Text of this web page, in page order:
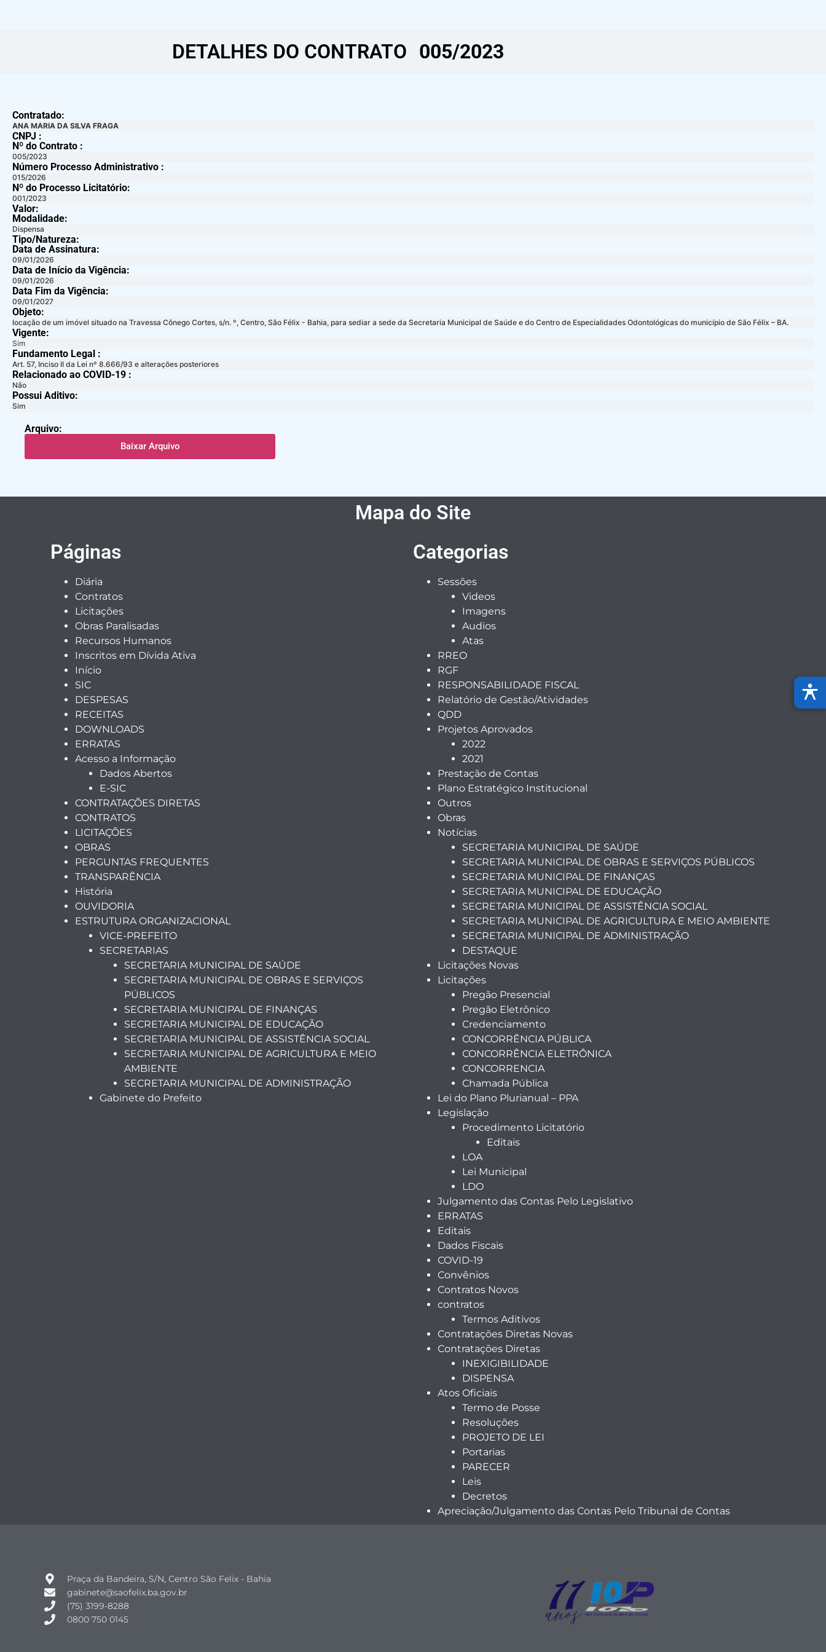
DETALHES DO CONTRATO​ 005/2023
Contratado:
ANA MARIA DA SILVA FRAGA
CNPJ :
Nº do Contrato :
005/2023
Número Processo Administrativo :
015/2026
Nº do Processo Licitatório:
001/2023
Valor:
Modalidade:
Dispensa
Tipo/Natureza:
Data de Assinatura:
09/01/2026
Data de Início da Vigência:
09/01/2026
Data Fim da Vigência:
09/01/2027
Objeto:
locação de um imóvel situado na Travessa Cônego Cortes, s/n. º, Centro, São Félix - Bahia, para sediar a sede da Secretaria Municipal de Saúde e do Centro de Especialidades Odontológicas do município de São Félix – BA.
Vigente:
Sim
Fundamento Legal :​
Art. 57, Inciso II da Lei nº 8.666/93 e alterações posteriores
Relacionado ao COVID-19 :​
Não
Possui Aditivo:​
Sim
Arquivo:
Baixar Arquivo
Mapa do Site
Páginas
Diária
Contratos
Licitações
Obras Paralisadas
Recursos Humanos
Inscritos em Dívida Ativa
Início
SIC
DESPESAS
RECEITAS
DOWNLOADS
ERRATAS
Acesso a Informação
Dados Abertos
E-SIC
CONTRATAÇÕES DIRETAS
CONTRATOS
LICITAÇÕES
OBRAS
PERGUNTAS FREQUENTES
TRANSPARÊNCIA
História
OUVIDORIA
ESTRUTURA ORGANIZACIONAL
VICE-PREFEITO
SECRETARIAS
SECRETARIA MUNICIPAL DE SAÚDE
SECRETARIA MUNICIPAL DE OBRAS E SERVIÇOS
PÚBLICOS
SECRETARIA MUNICIPAL DE FINANÇAS
SECRETARIA MUNICIPAL DE EDUCAÇÃO
SECRETARIA MUNICIPAL DE ASSISTÊNCIA SOCIAL
SECRETARIA MUNICIPAL DE AGRICULTURA E MEIO
AMBIENTE
SECRETARIA MUNICIPAL DE ADMINISTRAÇÃO
Gabinete do Prefeito
Categorias
Sessões
Videos
Imagens
Audios
Atas
RREO
RGF
RESPONSABILIDADE FISCAL
Relatório de Gestão/Atividades
QDD
Projetos Aprovados
2022
2021
Prestação de Contas
Plano Estratégico Institucional
Outros
Obras
Notícias
SECRETARIA MUNICIPAL DE SAÚDE
SECRETARIA MUNICIPAL DE OBRAS E SERVIÇOS PÚBLICOS
SECRETARIA MUNICIPAL DE FINANÇAS
SECRETARIA MUNICIPAL DE EDUCAÇÃO
SECRETARIA MUNICIPAL DE ASSISTÊNCIA SOCIAL
SECRETARIA MUNICIPAL DE AGRICULTURA E MEIO AMBIENTE
SECRETARIA MUNICIPAL DE ADMINISTRAÇÃO
DESTAQUE
Licitações Novas
Licitações
Pregão Presencial
Pregão Eletrônico
Credenciamento
CONCORRÊNCIA PÚBLICA
CONCORRÊNCIA ELETRÔNICA
CONCORRENCIA
Chamada Pública
Lei do Plano Plurianual – PPA
Legislação
Procedimento Licitatório
Editais
LOA
Lei Municipal
LDO
Julgamento das Contas Pelo Legislativo
ERRATAS
Editais
Dados Fiscais
COVID-19
Convênios
Contratos Novos
contratos
Termos Aditivos
Contratações Diretas Novas
Contratações Diretas
INEXIGIBILIDADE
DISPENSA
Atos Oficiais
Termo de Posse
Resoluções
PROJETO DE LEI
Portarias
PARECER
Leis
Decretos
Apreciação/Julgamento das Contas Pelo Tribunal de Contas
Praça da Bandeira, S/N, Centro São Felix - Bahia
gabinete@saofelix.ba.gov.br
(75) 3199-8288
0800 750 0145